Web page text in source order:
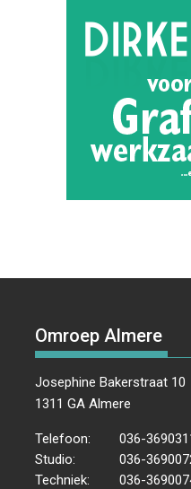
Omroep Almere
Josephine Bakerstraat 10
1311 GA Almere
Telefoon:
036-
Studio:
036-
Techniek:
036-